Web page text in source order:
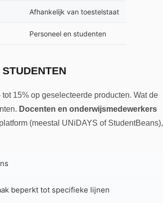
Afhankelijk van toestelstaat
Personeel en studenten
15% op geselecteerde producten. Wat de
Docenten en onderwijsmedewerkers
(meestal UNiDAYS of StudentBeans),
beperkt tot specifieke lijnen